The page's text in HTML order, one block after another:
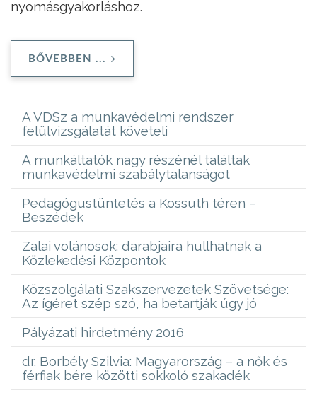
nyomásgyakorláshoz.
BŐVEBBEN ...
A VDSz a munkavédelmi rendszer
felülvizsgálatát követeli
A munkáltatók nagy részénél találtak
munkavédelmi szabálytalanságot
Pedagógustüntetés a Kossuth téren –
Beszédek
Zalai volánosok: darabjaira hullhatnak a
Közlekedési Központok
Közszolgálati Szakszervezetek Szövetsége:
Az ígéret szép szó, ha betartják úgy jó
Pályázati hirdetmény 2016
dr. Borbély Szilvia: Magyarország – a nők és
férfiak bére közötti sokkoló szakadék